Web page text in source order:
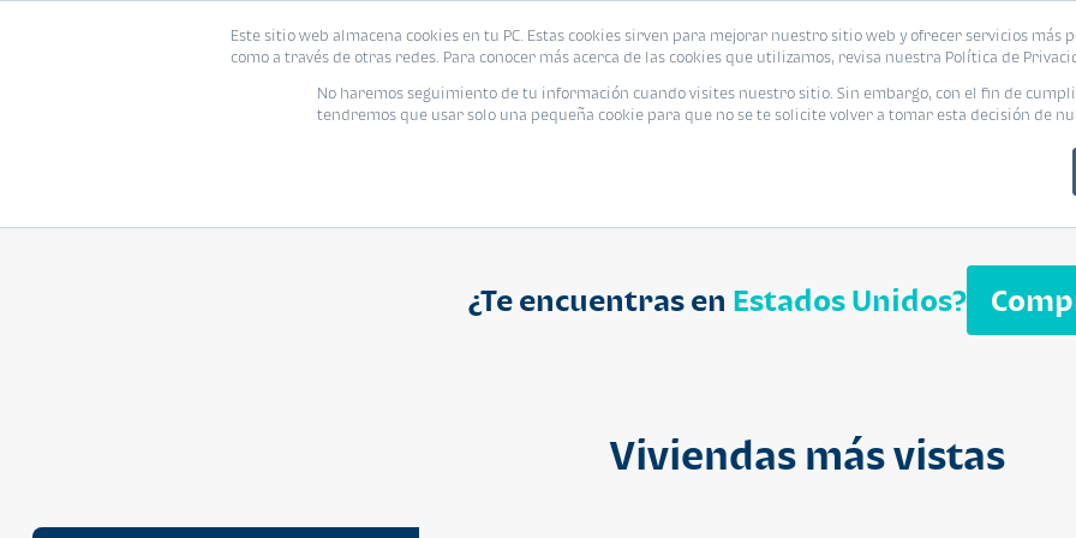
Este sitio web almacena cookies en tu PC. Estas cookies sirven para mejorar nuestro sitio web y ofrecer servicios más
como a través de otras redes. Para conocer más acerca de las cookies que utilizamos, revisa nuestra Política de
No haremos seguimiento de tu información cuando visites nuestro sitio. Sin embargo, con el fin de
tendremos que usar solo una pequeña cookie para que no se te solicite volver a tomar esta decisión de
Proyecto Modelo Inmobiliaria
¿Te encuentras en Estados Unidos?
Viviendas más vistasSegheria
Viviendas Eventos Promociones Blog